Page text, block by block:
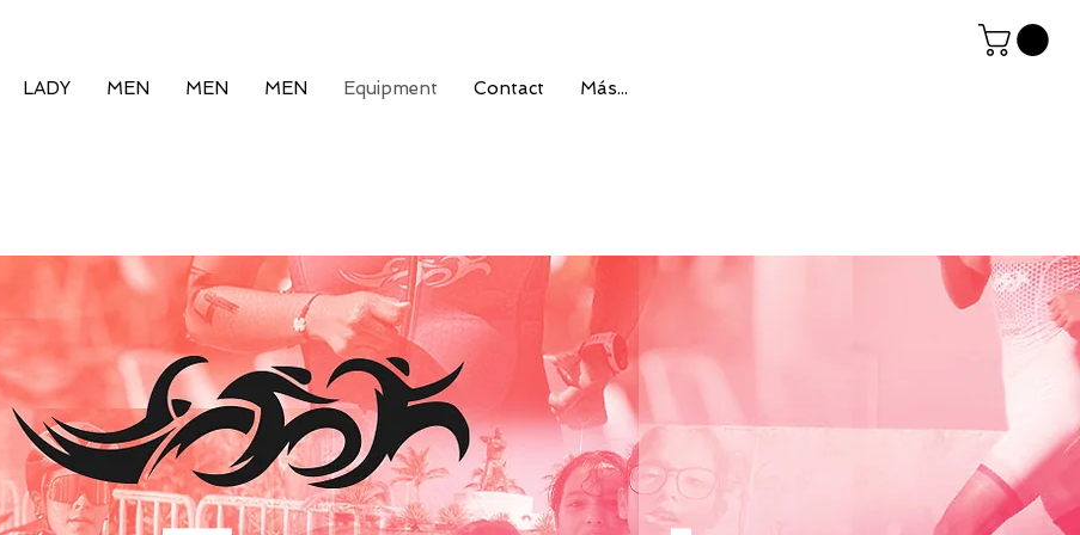
LADY MEN MEN MEN Equipment Contact Más...